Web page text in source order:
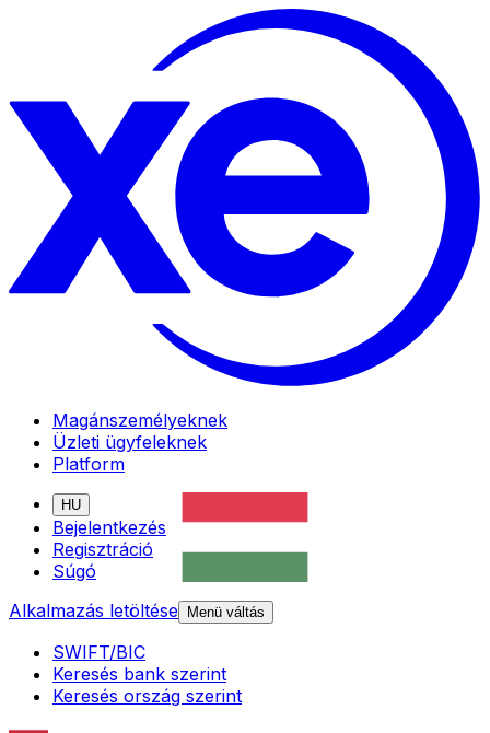
Magánszemélyeknek
Üzleti ügyfeleknek
Platform
HU
Bejelentkezés
Regisztráció
Súgó
Alkalmazás letöltése
Menü váltás
SWIFT/BIC
Keresés bank szerint
Keresés ország szerint